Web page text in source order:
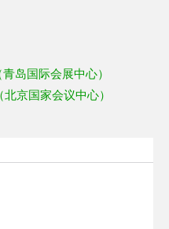
岛国际会展中心）
京国家会议中心）